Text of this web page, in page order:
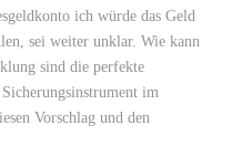
ich würde das Geld
sei weiter unklar. Wie kann
sind die perfekte
im
Vorschlag und den